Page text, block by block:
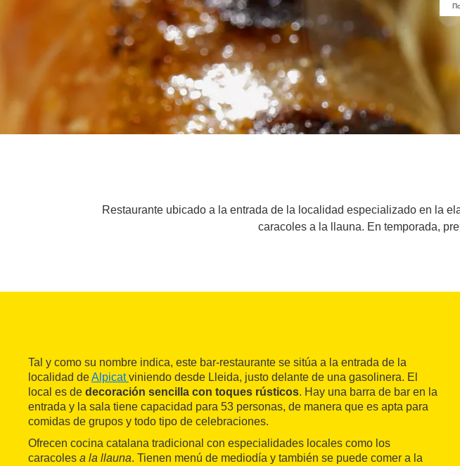
Restaurante ubicado a la entrada de la localidad especializado en la
caracoles a la llauna. En temporada,
Tal y como su nombre indica, este bar-restaurante se sitúa a la entrada de la
localidad deAlpicatviniendo desde Lleida, justo delante de una gasolinera. El
local es de decoración sencilla con toques rústicos. Hay una barra de bar en la
entrada y la sala tiene capacidad para 53 personas, de manera que es apta para
comidas de grupos y todo tipo de celebraciones.
Ofrecen cocina catalana tradicional con especialidades locales como los
caracoles a la llauna. Tienen menú de mediodía y también se puede comer a la